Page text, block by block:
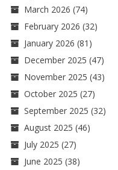
March 2026 (74)
February 2026 (32)
January 2026 (81)
December 2025 (47)
November 2025 (43)
October 2025 (27)
September 2025 (32)
August 2025 (46)
July 2025 (27)
June 2025 (38)